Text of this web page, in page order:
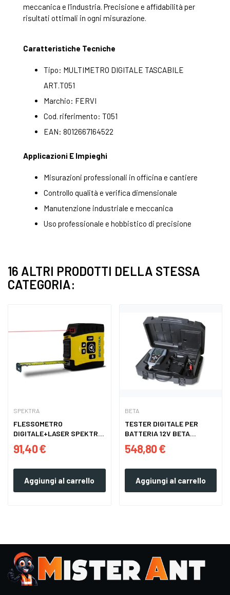
meccanica e l'industria. Precisione e affidabilità per
risultati ottimali in ogni misurazione.
Caratteristiche Tecniche
Tipo: MULTIMETRO DIGITALE TASCABILE
ART.T051
Marchio: FERVI
Cod. riferimento: T051
EAN: 8012667164522
Applicazioni E Impieghi
Misurazioni professionali in officina e cantiere
Controllo qualità e verifica dimensionale
Manutenzione industriale e meccanica
Uso professionale e hobbistico di precisione
16 ALTRI PRODOTTI DELLA STESSA
CATEGORIA:
SPEKTRA
FLESSOMETRO
DIGITALE+LASER SPEKTRA
DT20
91,40 €
Aggiungi al carrello
BETA
TESTER DIGITALE PER
BATTERIA 12V BETA...
548,80 €
Aggiungi al carrello